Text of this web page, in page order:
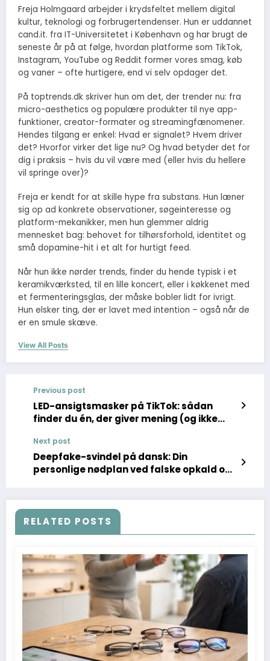
Freja Holmgaard arbejder i krydsfeltet mellem digital
kultur, teknologi og forbrugertendenser. Hun er uddannet
cand.it. fra IT-Universitetet i København og har brugt de
seneste år på at følge, hvordan platforme som TikTok,
Instagram, YouTube og Reddit former vores smag, køb
og vaner – ofte hurtigere, end vi selv opdager det.
På toptrends.dk skriver hun om det, der trender nu: fra
micro-aesthetics og populære produkter til nye app-
funktioner, creator-formater og streamingfænomener.
Hendes tilgang er enkel: Hvad er signalet? Hvem driver
det? Hvorfor virker det lige nu? Og hvad betyder det for
dig i praksis – hvis du vil være med (eller hvis du hellere
vil springe over)?
Freja er kendt for at skille hype fra substans. Hun læner
sig op ad konkrete observationer, søgeinteresse og
platform-mekanikker, men hun glemmer aldrig
mennesket bag: behovet for tilhørsforhold, identitet og
små dopamine-hit i et alt for hurtigt feed.
Når hun ikke nørder trends, finder du hende typisk i et
keramikværksted, til en lille koncert, eller i køkkenet med
et fermenteringsglas, der måske bobler lidt for ivrigt.
Hun elsker ting, der er lavet med intention – også når de
er en smule skæve.
View All Posts
Previous post
LED-ansigtsmasker på TikTok: sådan
finder du én, der giver mening (og ikke
Next post
Deepfake-svindel på dansk: Din
personlige nødplan ved falske opkald og
RELATED POSTS